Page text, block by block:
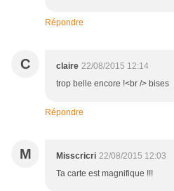
Répondre
C claire 22/08/2015 12:14
trop belle encore !<br /> bises
Répondre
M Misscricri 22/08/2015 12:03
Ta carte est magnifique !!!